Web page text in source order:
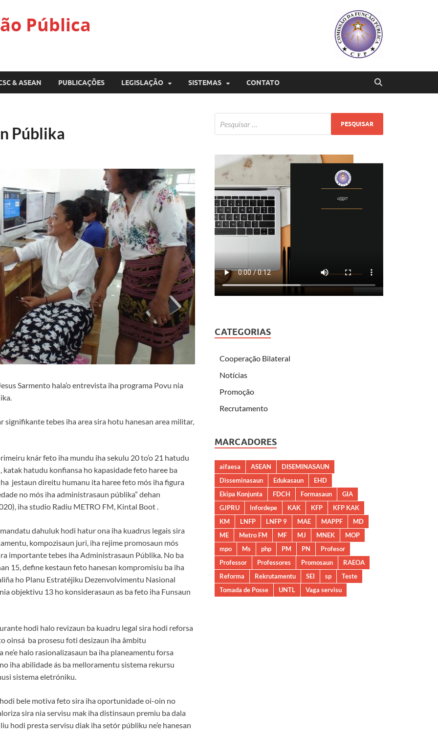
Pública
& ASEAN PUBLICAÇÕES LEGISLAÇÃO SISTEMAS CONTATO
Públika
Sarmento hala’o entrevista iha programa Povu nia
signifikante tebes iha area sira hotu hanesan area militar,
knár feto iha mundu iha sekulu 20 to’o 21 hatudu
hatudu konfiansa ho kapasidade feto haree ba
jestaun direitu humanu ita haree feto mós iha figura
no mós iha administrasaun públika” dehan
iha studio Radiu METRO FM, Kintal Boot .
dahuluk hodi hatur ona iha kuadrus legais sira
kompozisaun juri, iha rejime promosaun mós
importante tebes iha Administrasaun Públika. No ba
15, define kestaun feto hanesan kompromisiu ba iha
ho Planu Estratéjiku Dezenvolvimentu Nasional
objektivu 13 ho konsiderasaun as ba feto iha Funsaun
hodi halo revizaun ba kuadru legal sira hodi reforsa
oinsá ba prosesu foti desizaun iha âmbitu
halo rasionalizasaun ba iha planeamentu forsa
iha abilidade ás ba melloramentu sistema rekursu
sistema eletróniku.
bele motiva feto sira iha oportunidade oi-oin no
sira nia servisu mak iha distinsaun premiu ba dala
hodi presta servisu diak iha setór públiku ne’e hanesan
CATEGORIAS
Cooperação Bilateral
Notícias
Promoção
Recrutamento
MARCADORES
aifaesa ASEAN
DISEMINASAUN
Disseminasaun
Edukasaun
EHD
Ekipa Konjunta
FDCH Formasaun
GIA
GJPRU
Infordepe KAK KFP
KFP KAK
KM
LNFP LNFP 9 MAE MAPPF
MD
ME
Metro FM MF MJ MNEK
MOP
mpo
Ms php PM PN
Profesor
Professor
Professores Promosaun
RAEOA
Reforma
Rekrutamentu SEI sp
Teste
Tomada de Posse
UNTL Vaga servisu